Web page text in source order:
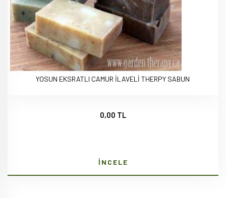
YOSUN EKSRATLI CAMUR İLAVELİ THERPY SABUN
0,00 TL
İNCELE